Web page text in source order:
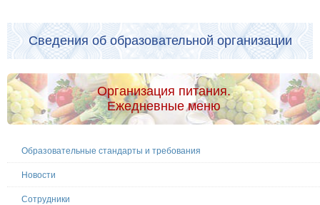
Сведения об образовательной организации
Организация питания.
Ежедневные меню
Образовательные стандарты и требования
Новости
Сотрудники